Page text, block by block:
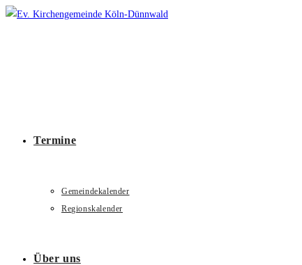
Zum
Termine
Gemeindekalender
Regionskalender
Über uns